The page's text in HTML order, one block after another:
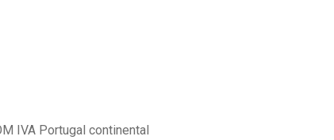
IVA Portugal continental